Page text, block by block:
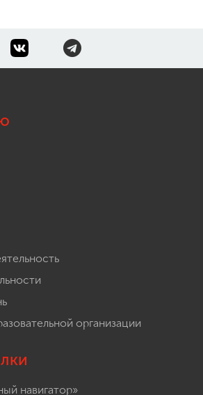
организации
навигатор»